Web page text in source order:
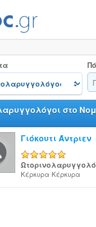
στο
Γιόκουτι Άντριεν
Κέρκυρα Κέρκυρα